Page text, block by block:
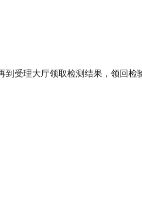
到受理大厅领取检测结果，领回检